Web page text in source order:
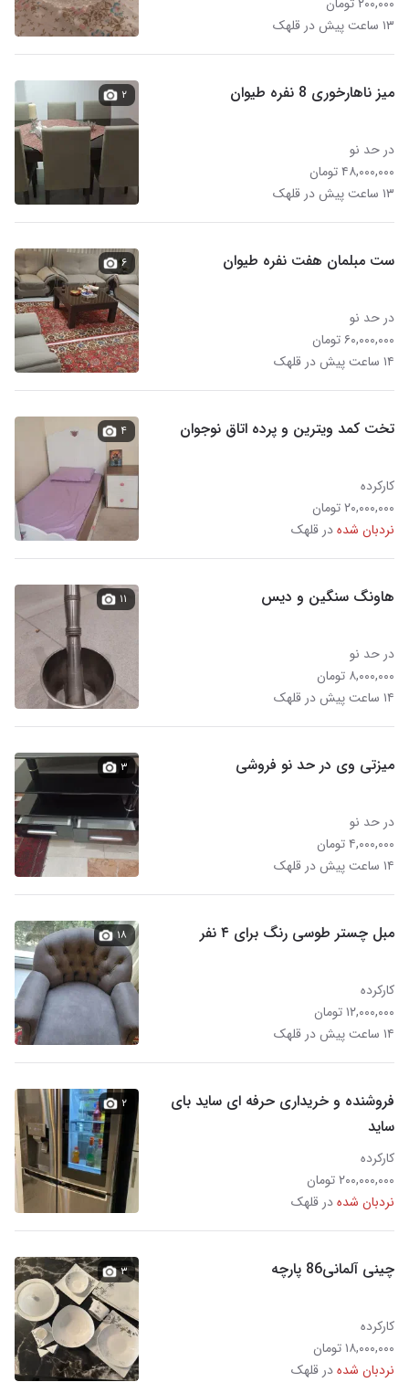
۱۳ ساعت پیش در قلهک
میز ناهارخوری 8 نفره طیوان
در حد نو
۴۸,۰۰۰,۰۰۰ تومان
۱۳ ساعت پیش در قلهک
۲
ست مبلمان هفت نفره طیوان
در حد نو
۶۰,۰۰۰,۰۰۰ تومان
۱۴ ساعت پیش در قلهک
۶
تخت کمد ویترین و پرده اتاق نوجوان
کارکرده
۲۰,۰۰۰,۰۰۰ تومان
نردبان شدهدر قلهک
۴
هاونگ سنگین و دیس
در حد نو
۸,۰۰۰,۰۰۰ تومان
۱۴ ساعت پیش در قلهک
۱۱
میزتی وی در حد نو فروشی
در حد نو
۴,۰۰۰,۰۰۰ تومان
۱۴ ساعت پیش در قلهک
۳
مبل چستر طوسی رنگ برای ۴ نفر
کارکرده
۱۲,۰۰۰,۰۰۰ تومان
۱۴ ساعت پیش در قلهک
۱۸
فروشنده و خریداری حرفه ای ساید بای
ساید
کارکرده
۲۰۰,۰۰۰,۰۰۰ تومان
نردبان شدهدر قلهک
۲
چینی آلمانی86 پارچه
کارکرده
۱۸,۰۰۰,۰۰۰ تومان
نردبان شدهدر قلهک
۳